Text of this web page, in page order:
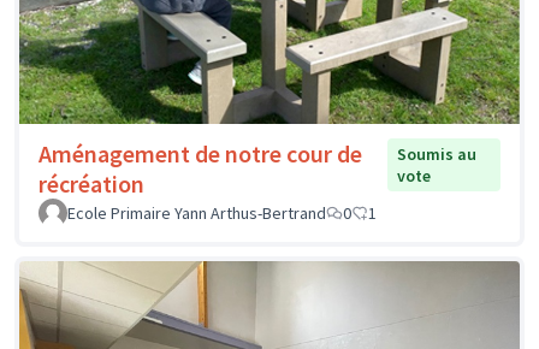
Aménagement de notre cour de
récréation
Soumis au
vote
Ecole Primaire Yann Arthus-Bertrand
0 1